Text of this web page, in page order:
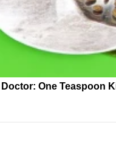
Doctor: One Teaspoon